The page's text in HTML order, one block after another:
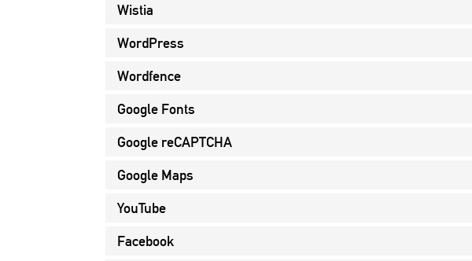
Wistia
WordPress
Wordfence
Google Fonts
Google reCAPTCHA
Google Maps
YouTube
Facebook